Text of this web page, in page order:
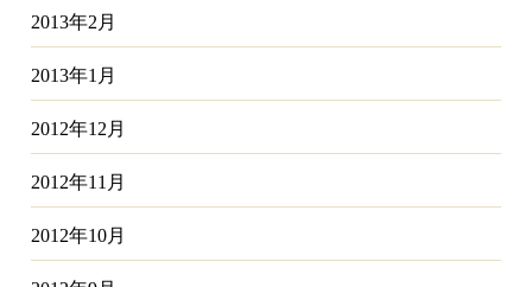
2013年2月
2013年1月
2012年12月
2012年11月
2012年10月